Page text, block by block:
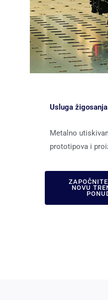
Usluga
Metalno
prototipova i
NOVU